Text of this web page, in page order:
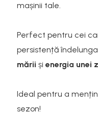
mașinii tale.
Perfect pentru cei
persistență
mării și energia unei
Ideal pentru a
sezon!